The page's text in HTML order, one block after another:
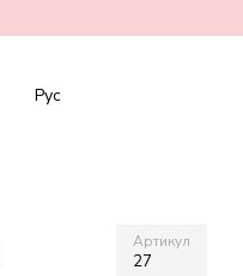
Рус
Артикул
27